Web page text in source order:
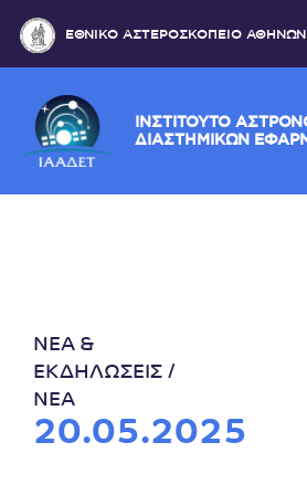
ΙΝΣΤΙΤΟΥΤΟ
ΕΘΝΙΚΟ ΑΣΤΕΡΟΣΚΟΠΕΙΟ
ΝΕΑ &
ΕΚΔΗΛΩΣΕΙΣ
ΝΕΑ
20.05.2025